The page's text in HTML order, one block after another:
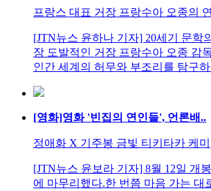
프랑스 대표 거장 프랑수아 오종의
[JTN뉴스 윤하나 기자] 20세기 문학
장 도발적인 거장 프랑수아 오종 감
인간 세계의 허무와 부조리를 탐구
[영화]영화 '빈집의 연인들', 언론배..
정애화 X 기주봉 금빛 티키타카 케미
[JTN뉴스 윤보라 기자] 8월 12일 개
에 마무리했다.한 번쯤 마음 가는 대